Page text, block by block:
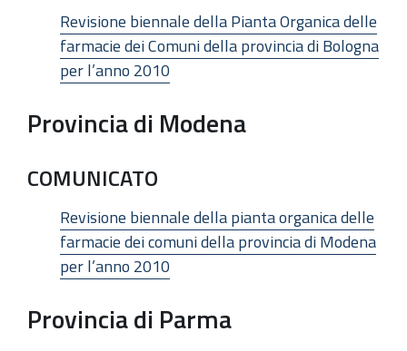
Revisione biennale della Pianta Organica delle
farmacie dei Comuni della provincia di Bologna
per l’anno 2010
Provincia di Modena
COMUNICATO
Revisione biennale della pianta organica delle
farmacie dei comuni della provincia di Modena
per l’anno 2010
Provincia di Parma